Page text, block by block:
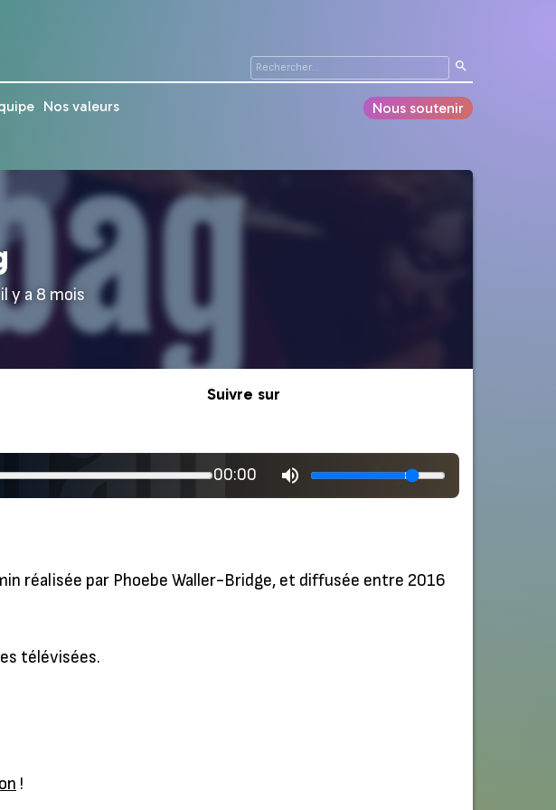
Nos valeurs Nous soutenir
y a 8 mois
Suivre sur
00:00
réalisée par Phoebe Waller-Bridge, et diffusée entre 2016
télévisées.
!